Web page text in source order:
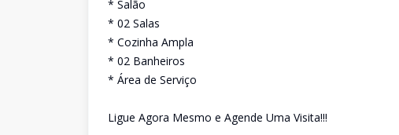
* Salão
* 02 Salas
* Cozinha Ampla
* 02 Banheiros
* Área de Serviço
Ligue Agora Mesmo e Agende Uma Visita!!!